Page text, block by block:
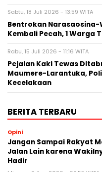
Sabtu, 18 Juli 2026 - 13:59 WITA
Bentrokan Narasaosina-
Kembali Pecah, 1 Warga
Rabu, 15 Juli 2026 - 11:16 WITA
Pejalan Kaki Tewas
Maumere-Larantuka,
Kecelakaan
BERITA TERBARU
Opini
Jangan Sampai Rakyat
Jalan Lain karena
Hadir